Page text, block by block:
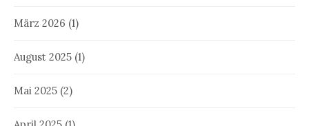
März 2026 (1)
August 2025 (1)
Mai 2025 (2)